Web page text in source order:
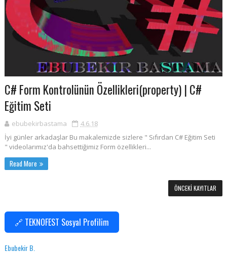
C# Form Kontrolünün Özellikleri(property) | C#
Eğitim Seti
ebubekirbastama
4.6.18
İyi günler arkadaşlar Bu makalemizde sizlere " Sıfırdan C# Eğitim Seti
" videolarımız'da bahsettiğimiz Form özellikleri...
Read More
ÖNCEKI KAYITLAR
🔗 TEKNOFEST Sosyal Profilim
Ebubekir B.